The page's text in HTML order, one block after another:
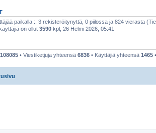
paikalla :: 3 rekisteröitynyttä, 0 piilossa ja 824 vierasta
on ollut 3590 kpl, 26 Helmi 2026, 05:41
108085 • Viestiketjuja yhteensä 6836 • Käyttäjiä yhteensä 1465